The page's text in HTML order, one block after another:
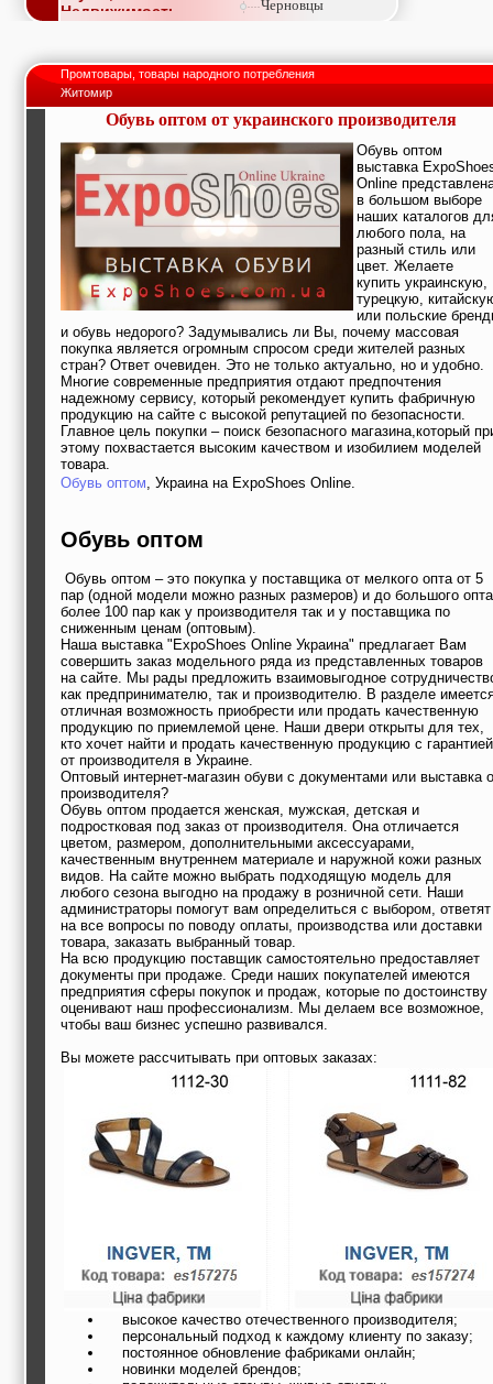
Недвижимость,
Окна, стекло,
витражи, входные
группы, двери,
светопразрачные
Образование и наука,
курсы, обучение,
тренинги, семинары,
повышение
квалификации
оборудование:
заводы, предприятия,
фабрики, легкая
промышленность,
металлургия
Развлечения и
активный отдых:
спортклубы, фитнес,
бильярд, боулинг,
кино, спорттовары,
экстим
Строительство и
ремонт: проектные
работы,
материалы,
строительные
машины и техника,
все для
коммуникаций
Туризм, отдых,
путешествия,
авиакомпании, ж/д
перевозки,
пансионаты, отели,
гостинницы
Трудоустройство,
кадровые агентства,
крюининг
Программирование
сайта
Черновцы
Промтовары, товары народного потребления
Житомир
Обувь оптом от украинского производителя
Обувь оптом
выставка
Online
в большом выборе
наших каталогов
любого пола, на
разный стиль или
цвет. Желаете
купить украинскую,
турецкую,
или польские
и обувь недорого? Задумывались ли Вы, почему массовая
покупка является огромным спросом среди жителей разных
стран? Ответ очевиден. Это не только актуально, но и удобно.
Многие современные предприятия отдают предпочтения
надежному сервису, который рекомендует купить фабричную
продукцию на сайте с высокой репутацией по безопасности.
Главное цель покупки – поиск безопасного магазина,который
этому похвастается высоким качеством и изобилием моделей
товара.
Обувь оптом , Украина на ExpoShoes Online.
Обувь оптом
Обувь оптом – это покупка у поставщика от мелкого опта от 5
пар (одной модели можно разных размеров) и до большого опта
более 100 пар как у производителя так и у поставщика по
сниженным ценам (оптовым).
Наша выставка "ExpoShoes Online Украина" предлагает Вам
совершить заказ модельного ряда из представленных товаров
на сайте. Мы рады предложить взаимовыгодное
как предпринимателю, так и производителю. В разделе
отличная возможность приобрести или продать качественную
продукцию по приемлемой цене. Наши двери открыты для тех,
кто хочет найти и продать качественную продукцию с гарантией
от производителя в Украине.
Оптовый интернет-магазин обуви с документами или выставка
производителя?
Обувь оптом продается женская, мужская, детская и
подростковая под заказ от производителя. Она отличается
цветом, размером, дополнительными аксессуарами,
качественным внутреннем материале и наружной кожи разных
видов. На сайте можно выбрать подходящую модель для
любого сезона выгодно на продажу в розничной сети. Наши
администраторы помогут вам определиться с выбором, ответят
на все вопросы по поводу оплаты, производства или доставки
товара, заказать выбранный товар.
На всю продукцию поставщик самостоятельно предоставляет
документы при продаже. Среди наших покупателей имеются
предприятия сферы покупок и продаж, которые по достоинству
оценивают наш профессионализм. Мы делаем все возможное,
чтобы ваш бизнес успешно развивался.
Вы можете рассчитывать при оптовых заказах:
высокое качество отечественного производителя;
персональный подход к каждому клиенту по заказу;
постоянное обновление фабриками онлайн;
новинки моделей брендов;